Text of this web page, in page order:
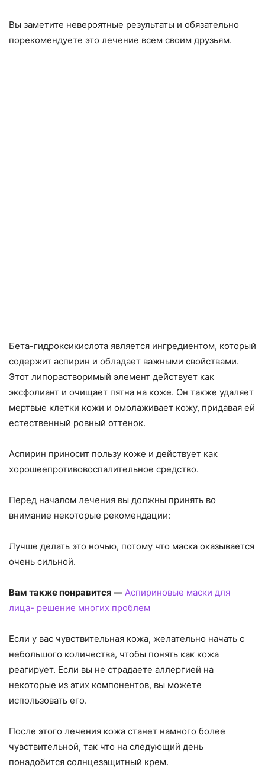
Вы заметите невероятные результаты и обязательно
порекомендуете это лечение всем своим друзьям.
Бета-гидроксикислота является ингредиентом, который
содержит аспирин и обладает важными свойствами.
Этот липорастворимый элемент действует как
эксфолиант и очищает пятна на коже. Он также удаляет
мертвые клетки кожи и омолаживает кожу, придавая ей
естественный ровный оттенок.
Аспирин приносит пользу коже и действует как
хорошеепротивовоспалительное средство.
Перед началом лечения вы должны принять во
внимание некоторые рекомендации:
Лучше делать это ночью, потому что маска оказывается
очень сильной.
Вам также понравится — Аспириновые маски для
лица- решение многих проблем
Если у вас чувствительная кожа, желательно начать с
небольшого количества, чтобы понять как кожа
реагирует. Если вы не страдаете аллергией на
некоторые из этих компонентов, вы можете
использовать его.
После этого лечения кожа станет намного более
чувствительной, так что на следующий день
понадобится солнцезащитный крем.